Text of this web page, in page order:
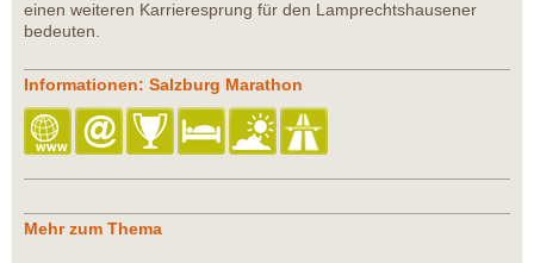
einen weiteren Karrieresprung für den Lamprechtshausener
bedeuten.
Informationen: Salzburg Marathon
Mehr zum Thema